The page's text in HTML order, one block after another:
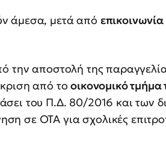
άμεσα, μετά από
την αποστολή της
από τοοικονομικό τμήμα
του Π.Δ. 80/2016 και των
σε ΟΤΑ για σχολικές